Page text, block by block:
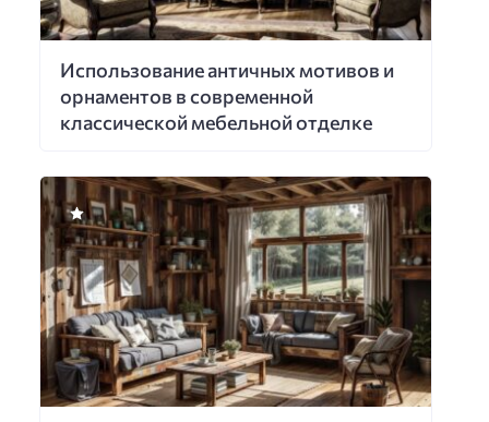
Использование античных мотивов и
орнаментов в современной
классической мебельной отделке